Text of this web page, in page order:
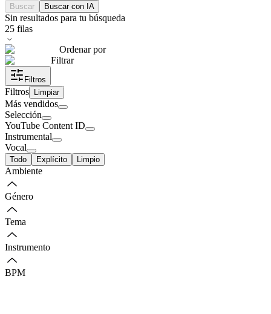
Buscar Buscar con IA
Sin resultados para tu búsqueda
25 filas
Ordenar por
Filtrar
Filtros
Filtros Limpiar
Más vendidos
Selección
YouTube Content ID
Instrumental
Vocal
Todo Explícito Limpio
Ambiente
Género
Tema
Instrumento
BPM